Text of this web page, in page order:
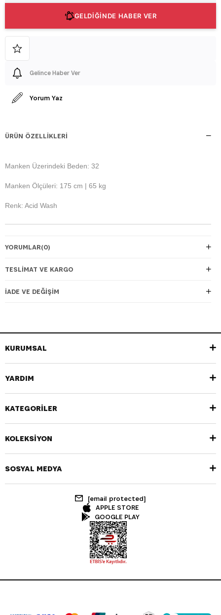
GELDİĞİNDE HABER VER
Gelince Haber Ver
Yorum Yaz
ÜRÜN ÖZELLIKLERI
Manken Üzerindeki Beden: 32
Manken Ölçüleri: 175 cm | 65 kg
Renk: Acid Wash
YORUMLAR(0)
TESLIMAT VE KARGO
İADE VE DEĞIŞIM
KURUMSAL
YARDIM
KATEGORİLER
KOLEKSİYON
SOSYAL MEDYA
[email protected]
APPLE STORE
GOOGLE PLAY